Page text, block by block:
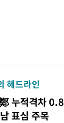
헤드라인
누적격차
표심 주목